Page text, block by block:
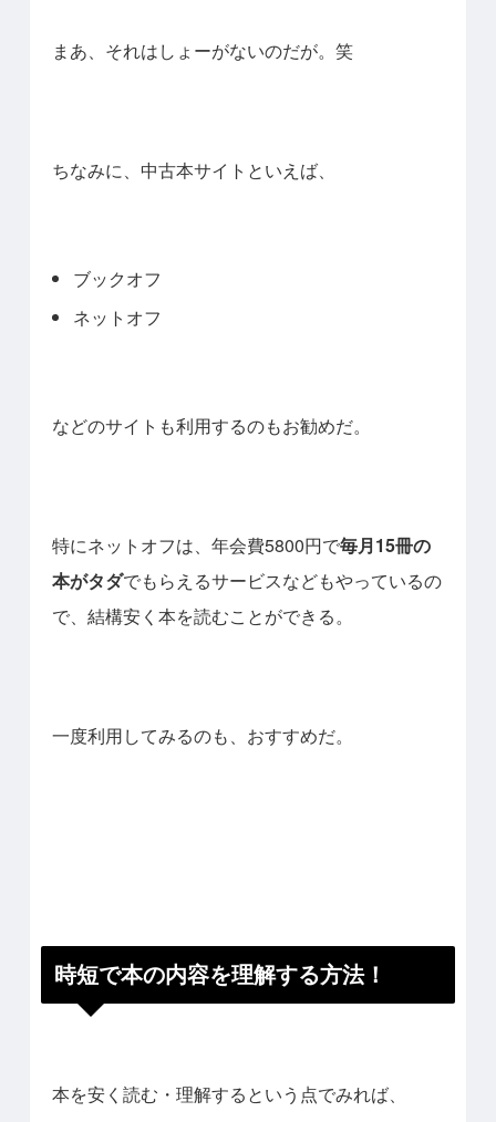
まあ、それはしょーがないのだが。笑
ちなみに、中古本サイトといえば、
ブックオフ
ネットオフ
などのサイトも利用するのもお勧めだ。
特にネットオフは、年会費5800円で毎月15冊の
本がタダでもらえるサービスなどもやっているの
で、結構安く本を読むことができる。
一度利用してみるのも、おすすめだ。
時短で本の内容を理解する方法！
本を安く読む・理解するという点でみれば、